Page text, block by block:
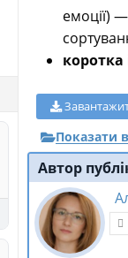
емоції)
коротка
Показати
Автор